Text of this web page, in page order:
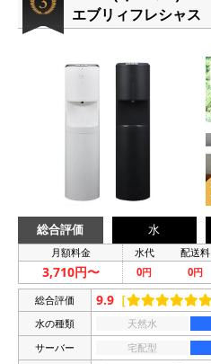
エブリィフレシャス
総合評価 水
月額料金 水代 配送料
3,710円〜 0円 0円
総合評価 9.9 ［
水の種類 天然水
サーバー
宅配型